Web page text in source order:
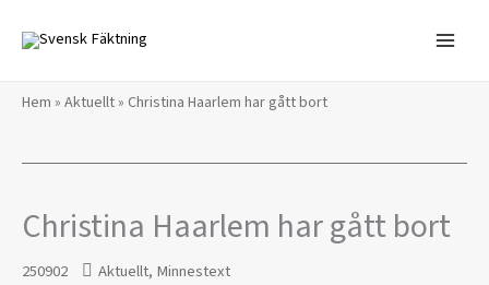
innehåll
Hem » Aktuellt» Christina Haarlem har gått bort
Christina Haarlem har gått bort
250902 Aktuellt, Minnestext